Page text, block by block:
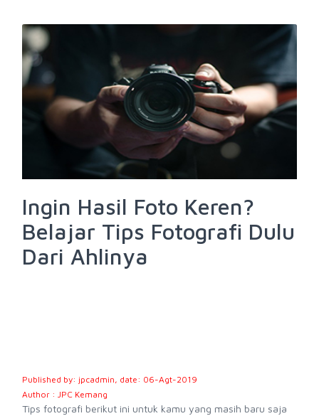
Ingin Hasil Foto Keren?
Belajar Tips Fotografi Dulu
Dari Ahlinya
Published by: jpcadmin, date: 06-Agt-2019
Author : JPC Kemang
Tips fotografi berikut ini untuk kamu yang masih baru saja